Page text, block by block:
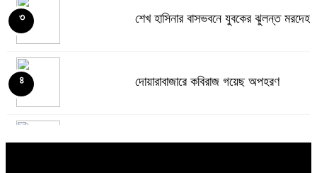
শেখ হাসিনার বাসভবনে যুবকের ঝুলন্ত মরদেহ
৩
দোয়ারাবাজারে কবিরাজ গয়েছ অপহরণ
৪
পাকিস্তানে আত্মঘাতী বোমা হামলায় ১২ জন
৫